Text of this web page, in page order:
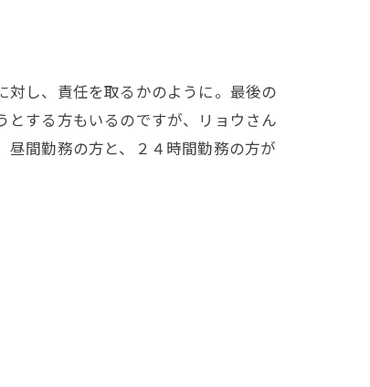
し、責任を取るかのように。最後の
する方もいるのですが、リョウさん
間勤務の方と、２４時間勤務の方が